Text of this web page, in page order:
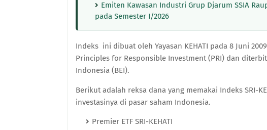
Emiten Kawasan Industri Grup Djarum SSIA
pada Semester I/2026
Indeks ini dibuat oleh Yayasan KEHATI pada 8 Juni
Principles for Responsible Investment (PRI) dan
Indonesia (BEI).
Berikut adalah reksa dana yang memakai Indeks SRI-
investasinya di pasar saham Indonesia.
Premier ETF SRI-KEHATI